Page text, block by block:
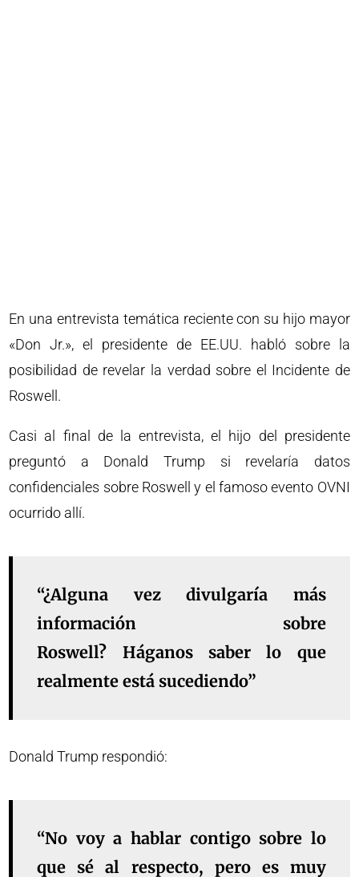
En una entrevista temática reciente con su hijo mayor
«Don Jr.», el presidente de EE.UU. habló sobre la
posibilidad de revelar la verdad sobre el Incidente de
Roswell.
Casi al final de la entrevista, el hijo del presidente
preguntó a Donald Trump si revelaría datos
confidenciales sobre Roswell y el famoso evento OVNI
ocurrido allí.
“¿Alguna vez divulgaría más
información sobre
Roswell? Háganos saber lo que
realmente está sucediendo”
Donald Trump respondió:
“No voy a hablar contigo sobre lo
que sé al respecto, pero es muy